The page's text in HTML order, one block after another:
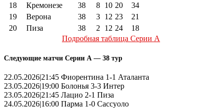
18
Кремонезе 38 8 10 20
34
19
Верона 38 3 12 23
21
20
Пиза 38 2 12 24
18
Подробная таблица Серии А
Следующие матчи Серии А — 38 тур
22.05.2026|21:45 Фиорентина 1-1 Аталанта
23.05.2026|19:00 Болонья 3-3 Интер
23.05.2026|21:45 Лацио 2-1 Пиза
24.05.2026|16:00 Парма 1-0 Сассуоло